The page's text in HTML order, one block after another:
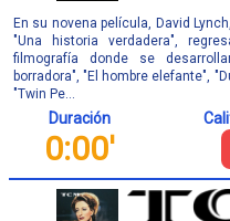
En su novena película, David
"Una historia verdadera",
filmografía donde se
borradora", "El hombre elefante",
"Twin Pe...
Duración
0:00'